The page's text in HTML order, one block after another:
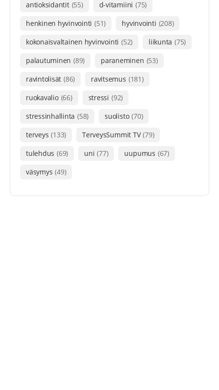
antioksidantit (55) d-vitamiini (75)
henkinen hyvinvointi (51) hyvinvointi (208)
kokonaisvaltainen hyvinvointi (52) liikunta (75)
palautuminen (89) paraneminen (53)
ravintolisät (86) ravitsemus (181)
ruokavalio (66) stressi (92)
stressinhallinta (58) suolisto (70)
terveys (133) TerveysSummit TV (79)
tulehdus (69) uni (77) uupumus (67)
väsymys (49)